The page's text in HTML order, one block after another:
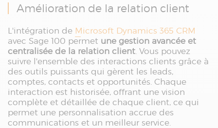
Amélioration de la relation client
L'intégration de Microsoft Dynamics 365 CRM
avec Sage 100 permet une gestion avancée et
centralisée de la relation client. Vous pouvez
suivre l'ensemble des interactions clients grâce à
des outils puissants qui gèrent les leads,
comptes, contacts et opportunités. Chaque
interaction est historisée, offrant une vision
complète et détaillée de chaque client, ce qui
permet une personnalisation accrue des
communications et un meilleur service.